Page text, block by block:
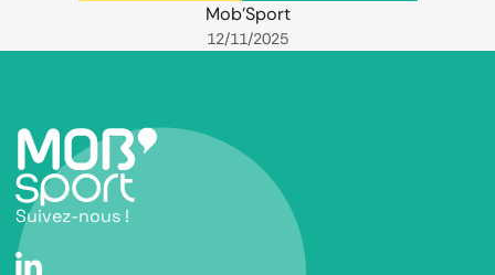
Mob'Sport
12/11/2025
Suivez-nous !